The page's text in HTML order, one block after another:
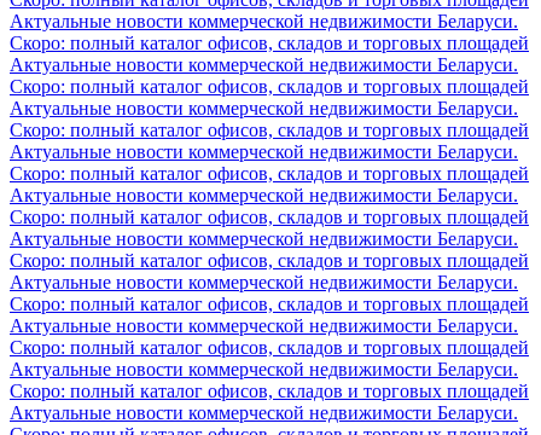
Актуальные новости коммерческой недвижимости Беларуси.
Скоро: полный каталог офисов, складов и торговых площадей
Актуальные новости коммерческой недвижимости Беларуси.
Скоро: полный каталог офисов, складов и торговых площадей
Актуальные новости коммерческой недвижимости Беларуси.
Скоро: полный каталог офисов, складов и торговых площадей
Актуальные новости коммерческой недвижимости Беларуси.
Скоро: полный каталог офисов, складов и торговых площадей
Актуальные новости коммерческой недвижимости Беларуси.
Скоро: полный каталог офисов, складов и торговых площадей
Актуальные новости коммерческой недвижимости Беларуси.
Скоро: полный каталог офисов, складов и торговых площадей
Актуальные новости коммерческой недвижимости Беларуси.
Скоро: полный каталог офисов, складов и торговых площадей
Актуальные новости коммерческой недвижимости Беларуси.
Скоро: полный каталог офисов, складов и торговых площадей
Актуальные новости коммерческой недвижимости Беларуси.
Скоро: полный каталог офисов, складов и торговых площадей
Актуальные новости коммерческой недвижимости Беларуси.